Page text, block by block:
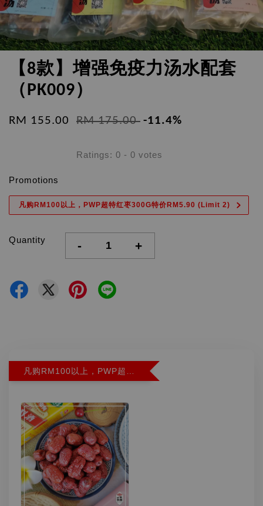
【8款】增强免疫力汤水配套
（PK009）
RM 155.00 RM 175.00 -11.4%
Ratings: 0 - 0 votes
Promotions
凡购RM100以上，PWP超特红枣300G特价RM5.90 (Limit 2)
Quantity - +